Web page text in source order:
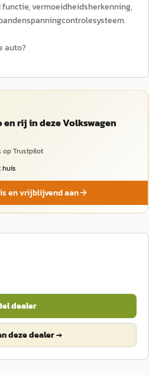
vermoeidheidsherkenning,
auto?
rij in deze Volkswagen
op Trustpilot
huis
en vrijblijvend aan
dealer
deze dealer →